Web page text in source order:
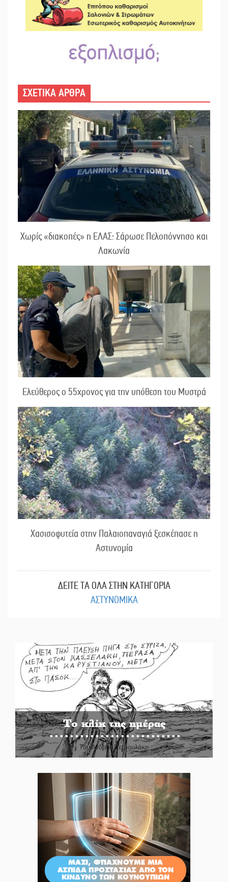
ΣΧΕΤΙΚΑ ΑΡΘΡΑ
Χωρίς «διακοπές» η ΕΛΑΣ: Σάρωσε Πελοπόννησο και
Λακωνία
Ελεύθερος ο 55χρονος για την υπόθεση του Μυστρά
Χασισοφυτεία στην Παλαιοπαναγιά ξεσκέπασε η
Αστυνομία
ΔΕΙΤΕ ΤΑ ΟΛΑ ΣΤΗΝ ΚΑΤΗΓΟΡΙΑ
ΑΣΤΥΝΟΜΙΚΑ
Το κλίκ της ημέρας
Του Ανδρέα Πετρουλάκη